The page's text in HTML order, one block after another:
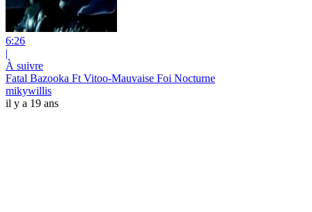
6:26
|
À suivre
Fatal Bazooka Ft Vitoo-Mauvaise Foi Nocturne
mikywillis
il y a 19 ans